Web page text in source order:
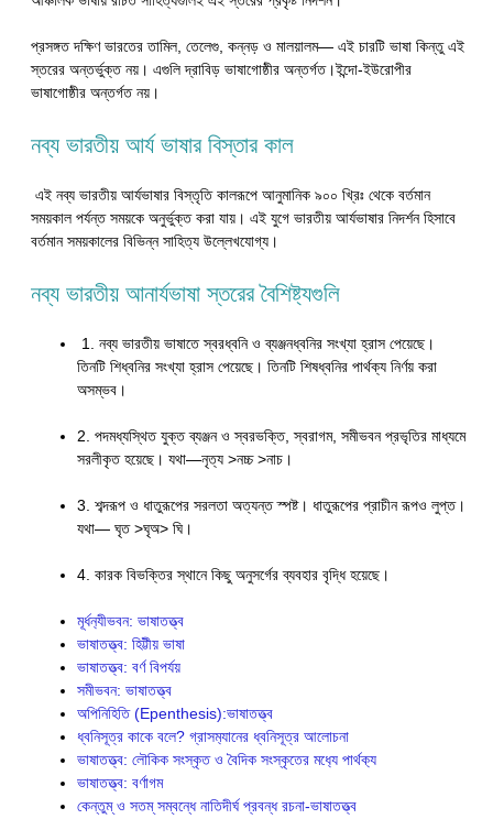
প্রসঙ্গত দক্ষিণ ভারতের তামিল, তেলেগু, কন্নড় ও মালয়ালম— এই চারটি ভাষা কিন্তু এই
স্তরের অন্তর্ভুক্ত নয়। এগুলি দ্রাবিড় ভাষাগোষ্ঠীর অন্তর্গত।ইন্দো-ইউরোপীর
ভাষাগোষ্ঠীর অন্তর্গত নয়।
নব্য ভারতীয় আর্য ভাষার বিস্তার কাল
এই নব্য ভারতীয় আর্যভাষার বিস্তৃতি কালরূপে আনুমানিক ৯০০ খ্রিঃ থেকে বর্তমান
সময়কাল পর্যন্ত সময়কে অনুর্ভুক্ত করা যায়। এই যুগে ভারতীয় আর্যভাষার নিদর্শন হিসাবে
বর্তমান সময়কালের বিভিন্ন সাহিত্য উল্লেখযোগ্য।
নব্য ভারতীয় আনার্যভাষা স্তরের বৈশিষ্ট্যগুলি
1. নব্য ভারতীয় ভাষাতে স্বরধ্বনি ও ব্যঞ্জনধ্বনির সংখ্যা হ্রাস পেয়েছে।
তিনটি শিধ্বনির সংখ্যা হ্রাস পেয়েছে। তিনটি শিষধ্বনির পার্থক্য নির্ণয় করা
অসম্ভব।
2. পদমধ্যস্থিত যুক্ত ব্যঞ্জন ও স্বরভক্তি, স্বরাগম, সমীভবন প্রভৃতির মাধ্যমে
সরলীকৃত হয়েছে। যথা—নৃত্য >নচ্চ >নাচ।
3. শব্দরূপ ও ধাতুরূপের সরলতা অত্যন্ত স্পষ্ট। ধাতুরূপের প্রাচীন রূপও লুপ্ত।
যথা— ঘৃত >ঘৃঅ> ঘি।
4. কারক বিভক্তির স্থানে কিছু অনুসর্গের ব্যবহার বৃদ্ধি হয়েছে।
মূর্ধন‍্যীভবন: ভাষাতত্ত্ব
ভাষাতত্ত্ব: হিট্টীয় ভাষা
ভাষাতত্ত্ব: বর্ণ বিপর্যয়
সমীভবন: ভাষাতত্ত্ব
অপিনিহিতি (Epenthesis):ভাষাতত্ত্ব
ধ্বনিসূত্র কাকে বলে? গ্রাসম‍্যানের ধ্বনিসূত্র আলোচনা
ভাষাতত্ত্ব: লৌকিক সংস্কৃত ও বৈদিক সংস্কৃতের মধ‍্যে পার্থক‍্য
ভাষাতত্ত্ব: বর্ণাগম
কেন্তুম্ ও সতম্ সম্বন্ধে নাতিদীর্ঘ প্রবন্ধ রচনা-ভাষাতত্ত্ব